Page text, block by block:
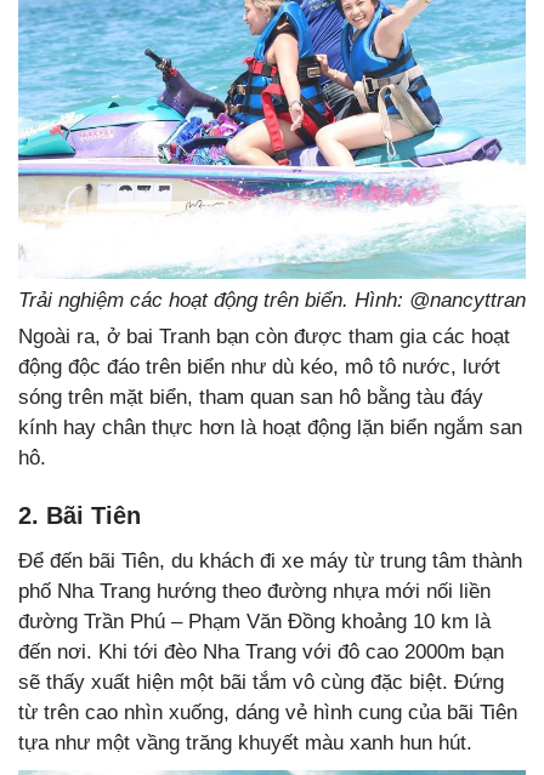
Trải nghiệm các hoạt động trên biển. Hình: @nancyttran
Ngoài ra, ở bai Tranh bạn còn được tham gia các hoạt
động độc đáo trên biển như dù kéo, mô tô nước, lướt
sóng trên mặt biển, tham quan san hô bằng tàu đáy
kính hay chân thực hơn là hoạt động lặn biển ngắm san
hô.
2. Bãi Tiên
Để đến bãi Tiên, du khách đi xe máy từ trung tâm thành
phố Nha Trang hướng theo đường nhựa mới nối liền
đường Trần Phú – Phạm Văn Đồng khoảng 10 km là
đến nơi. Khi tới đèo Nha Trang với đô cao 2000m bạn
sẽ thấy xuất hiện một bãi tắm vô cùng đặc biệt. Đứng
từ trên cao nhìn xuống, dáng vẻ hình cung của bãi Tiên
tựa như một vầng trăng khuyết màu xanh hun hút.